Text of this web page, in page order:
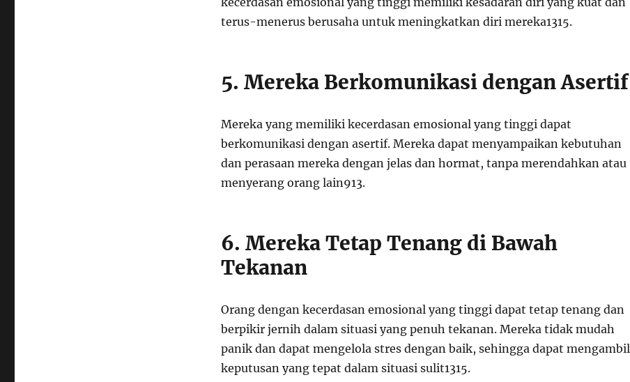
terus-menerus berusaha untuk meningkatkan diri mereka1315.
5. Mereka Berkomunikasi dengan Asertif
Mereka yang memiliki kecerdasan emosional yang tinggi dapat
berkomunikasi dengan asertif. Mereka dapat menyampaikan kebutuhan
dan perasaan mereka dengan jelas dan hormat, tanpa merendahkan atau
menyerang orang lain913.
6. Mereka Tetap Tenang di Bawah
Tekanan
Orang dengan kecerdasan emosional yang tinggi dapat tetap tenang dan
berpikir jernih dalam situasi yang penuh tekanan. Mereka tidak mudah
panik dan dapat mengelola stres dengan baik, sehingga dapat mengambil
keputusan yang tepat dalam situasi sulit1315.